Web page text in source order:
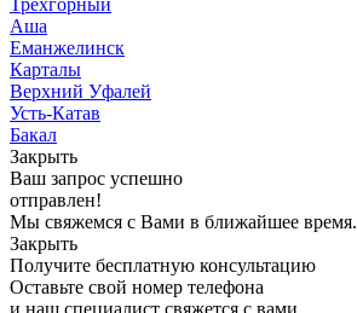
Аша
Еманжелинск
Карталы
Верхний Уфалей
Усть-Катав
Бакал
Закрыть
Ваш запрос успешно
отправлен!
Мы свяжемся с Вами в ближайшее время.
Закрыть
Получите бесплатную консультацию
Оставьте свой номер телефона
и наш специалист свяжется с вами